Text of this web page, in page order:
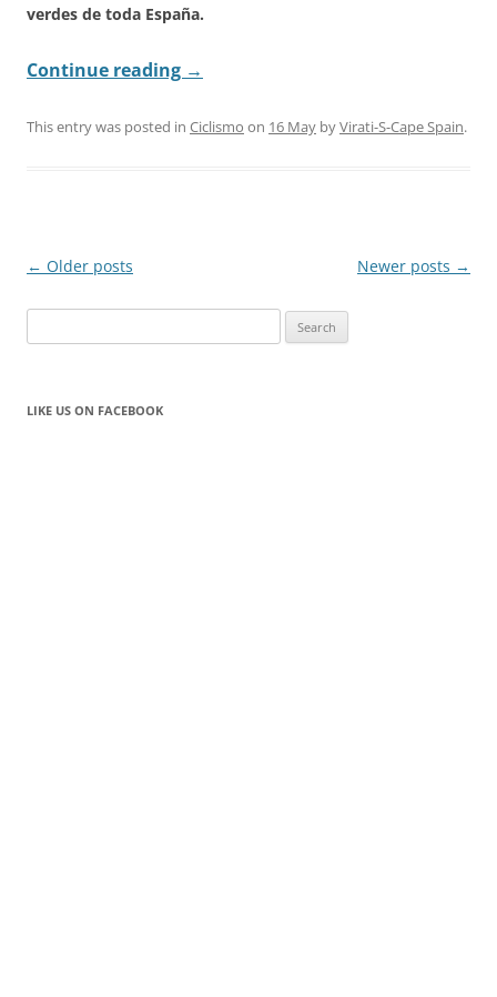
verdes de toda España.
Continue reading →
This entry was posted in Ciclismo on 16 May byVirati-S-Cape Spain.
Post
← Older posts Newer posts →
for:
LIKE US ON FACEBOOK